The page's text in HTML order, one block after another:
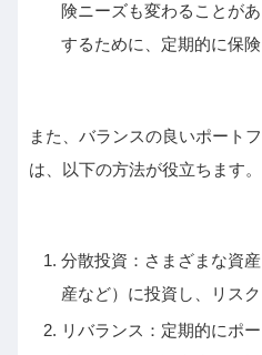
険ニーズも変わることが
するために、定期的に保険
また、バランスの良いポート
は、以下の方法が役立ちます。
分散投資：さまざまな資
産など）に投資し、リス
リバランス：定期的にポ